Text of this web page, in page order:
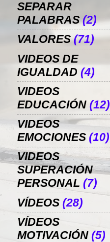
SEPARAR
PALABRAS (2)
VALORES (71)
VIDEOS DE
IGUALDAD (4)
VIDEOS
EDUCACIÓN (12)
VIDEOS
EMOCIONES (10)
VIDEOS
SUPERACIÓN
PERSONAL (7)
VÍDEOS (28)
VÍDEOS
MOTIVACIÓN (5)